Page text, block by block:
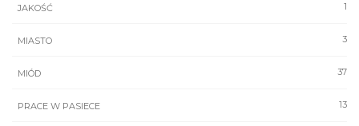
1
JAKOŚĆ
3
MIASTO
37
MIÓD
13
PRACE W PASIECE